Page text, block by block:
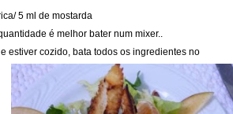
5 ml de mostarda
é melhor bater num mixer..
estiver cozido, bata todos os ingredientes no